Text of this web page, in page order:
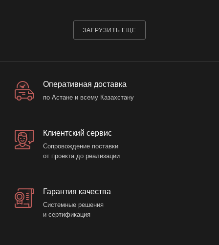
ЗАГРУЗИТЬ ЕЩЕ
Оперативная доставка
по Астане и всему Казахстану
Клиентский сервис
Сопровождение поставки
от проекта до реализации
Гарантия качества
Системные решения
и сертификация